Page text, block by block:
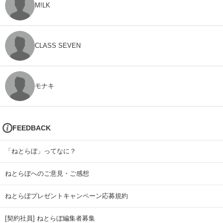
M!LK
CLASS SEVEN
モナキ
FEEDBACK
「ねとらぼ」ってなに？
ねとらぼへのご意見・ご感想
ねとらぼプレゼントキャンペーン応募規約
[契約社員] ねとらぼ編集者募集